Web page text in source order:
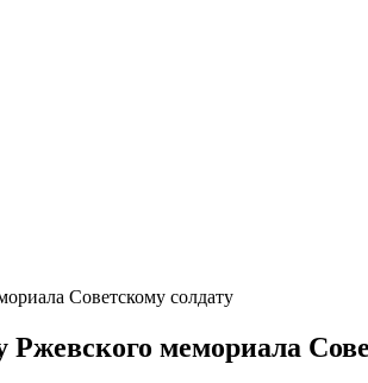
Советскому солдату
мемориала